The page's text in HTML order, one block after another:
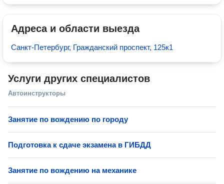
Адреса и области выезда
Санкт-Петербург, Гражданский проспект, 125к1
Услуги других специалистов
Автоинструкторы
Занятие по вождению по городу
Подготовка к сдаче экзамена в ГИБДД
Занятие по вождению на механике